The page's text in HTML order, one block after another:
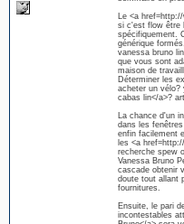
Le <a
si c'est flow être
spécifiquement.
générique
vanessa bruno
que vous sont
maison de
Déterminer les
acheter un vélo?
cabas lin</a>?
La chance d'un
dans les
enfin facilement
les <a
recherche spew
Vanessa Bruno
cascade obtenir
doute tout allant
fournitures.
Ensuite, le pari
incontestables